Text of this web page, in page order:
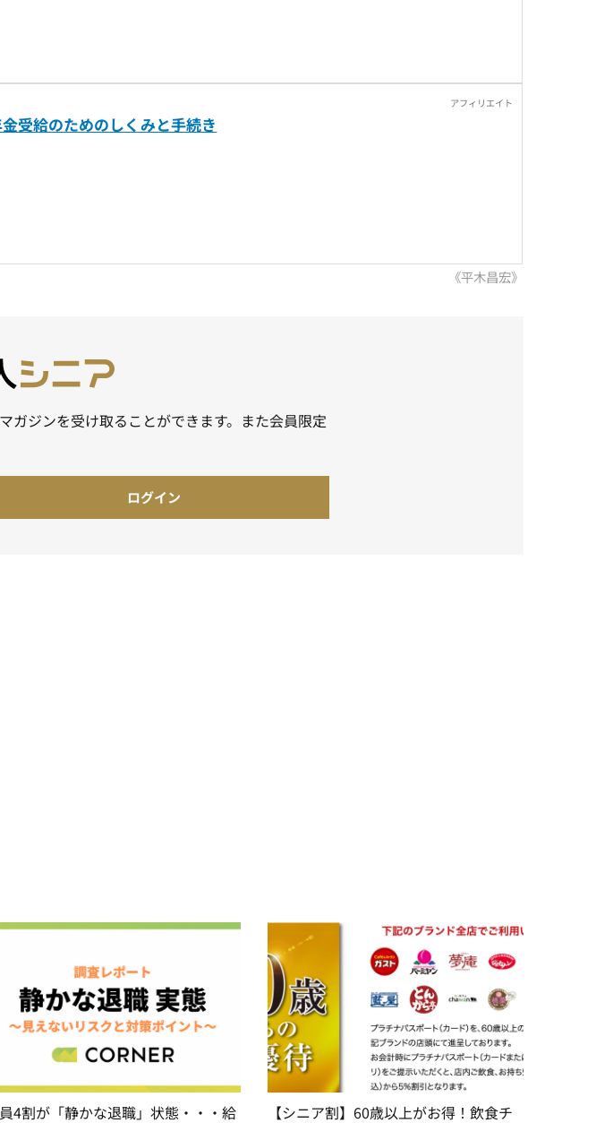
受給のためのしくみと手続き
《平木昌宏》
ガジンを受け取ることができます。また会員限定
ログイン
4割が「静かな退職」状態・・・給 【シニア割】60歳以上がお得！飲食チ